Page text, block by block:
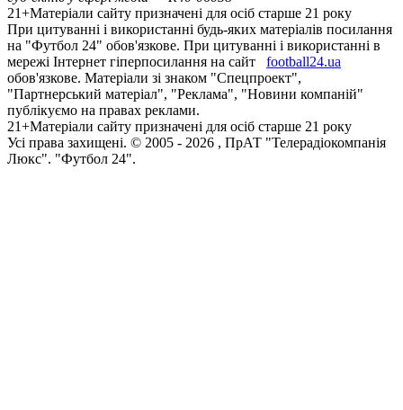
21+Матеріали сайту призначені для осіб старше 21 року
При цитуванні і використанні будь-яких матеріалів посилання
на "Футбол 24" обов'язкове. При цитуванні і використанні в
мережі Інтернет гіперпосилання на сайт
football24.ua
обов'язкове. Матеріали зі знаком "Спецпроект",
"Партнерський матеріал", "Реклама", "Новини компаній"
публікуємо на правах реклами.
21+Матеріали сайту призначені для осіб старше 21 року
Усi права захищенi. © 2005 - 2026 , ПрАТ "Телерадіокомпанія
Люкс". "Футбол 24".